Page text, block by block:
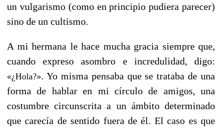
un vulgarismo (como en principio pudiera parecer)
sino de un cultismo.
A mi hermana le hace mucha gracia siempre que,
cuando expreso asombro e incredulidad, digo:
«¿Hola?». Yo misma pensaba que se trataba de una
forma de hablar en mi círculo de amigos, una
costumbre circunscrita a un ámbito determinado
que carecía de sentido fuera de él. El caso es que